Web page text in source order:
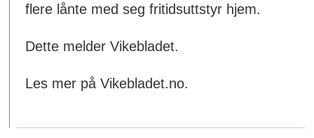
flere lånte med seg fritidsuttstyr hjem.
Dette melder Vikebladet.
Les mer på Vikebladet.no.